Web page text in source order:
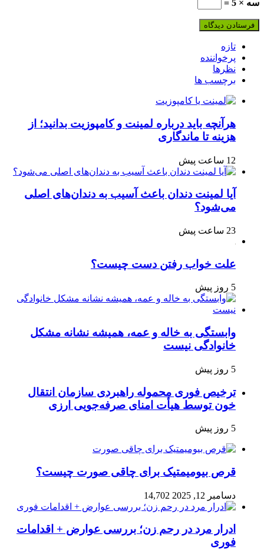
سه × 5 =
تازه
پرخواننده
نظرها
برچسب ها
هرآنچه باید درباره لمینت و کامپوزیت بدانید؛ از
هزینه تا ماندگاری
12 ساعت پیش
آیا لمینت دندان باعث آسیب به دندان‌های اصلی
می‌شود؟
23 ساعت پیش
علت خواب رفتن دست چیست؟
5 روز پیش
وابستگی به خاله و عمه، همیشه نشانه مشکل
خانوادگی نیست
5 روز پیش
ترخیص فوری محموله راهبردی سازمان انتقال
خون توسط هیأت امنای صرفه‌جویی ارزی
5 روز پیش
قرص بیومیمتیک برای چاقی صورت چیست؟
دسامبر 12, 2025 14,702
ادرار مرد در رحم زن؛ بررسی عوارض + اقدامات
فوری